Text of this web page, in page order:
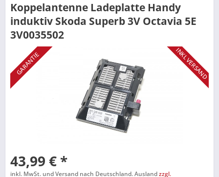
Koppelantenne Ladeplatte Handy
induktiv Skoda Superb 3V Octavia 5E
3V0035502
GARANTIE INKL VERSAND
43,99 € *
inkl. MwSt. und Versand nach Deutschland. Auslandzzgl.